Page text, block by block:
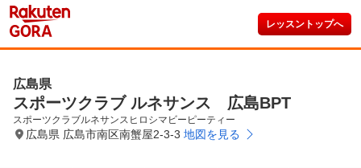
レッスントップへ
広島県
スポーツクラブ ルネサンス 広島BPT
スポーツクラブルネサンスヒロシマビーピーティー
広島県 広島市南区南蟹屋2-3-3 地図を見る